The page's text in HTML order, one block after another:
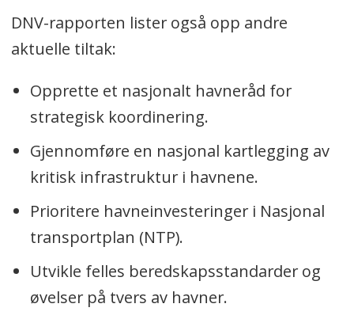
DNV-rapporten lister også opp andre
aktuelle tiltak:
Opprette et nasjonalt havneråd for
strategisk koordinering.
Gjennomføre en nasjonal kartlegging av
kritisk infrastruktur i havnene.
Prioritere havneinvesteringer i Nasjonal
transportplan (NTP).
Utvikle felles beredskapsstandarder og
øvelser på tvers av havner.